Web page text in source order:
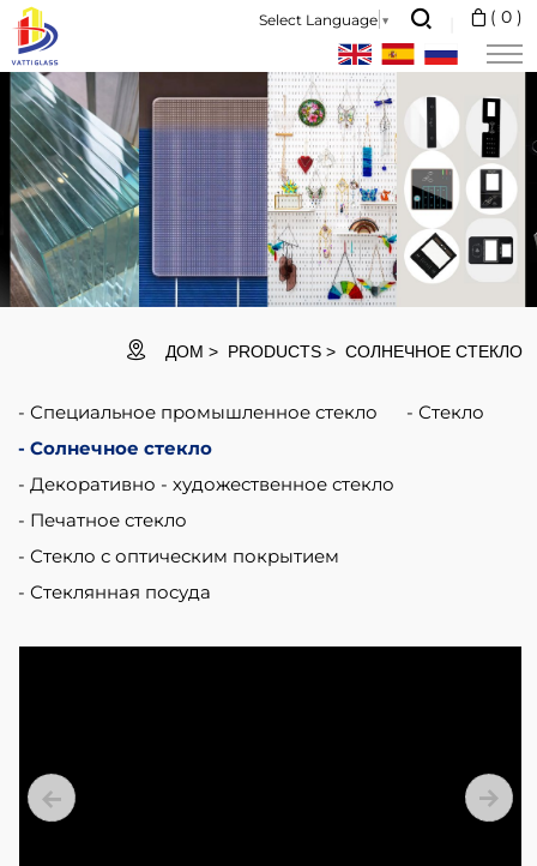
Select Language ▼ ( 0 )
Solar
panel
glass
is
one
of
the
important
barriers
protects
solar
photovoltaic
cells
against
ДОМ PRODUCTS СОЛНЕЧНОЕ СТЕКЛО
Специальное промышленное стекло
Стекло
Солнечное стекло
Декоративно - художественное стекло
Печатное стекло
Стекло с оптическим покрытием
Стеклянная посуда